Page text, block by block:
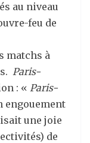
au niveau
feu de
matchs à
Paris-
: « Paris-
engouement
une joie
de